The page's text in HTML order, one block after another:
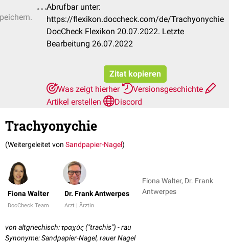
Abrufbar unter:
https://flexikon.doccheck.com/de/Trachyonychie
DocCheck Flexikon 20.07.2022. Letzte
Bearbeitung 26.07.2022
Zitat kopieren
Was zeigt hierher
Versionsgeschichte
Artikel erstellen
Discord
Trachyonychie
(Weitergeleitet von Sandpapier-Nagel)
Fiona Walter
DocCheck Team
Dr. Frank Antwerpes
Arzt | Ärztin
Fiona Walter, Dr. Frank
Antwerpes
von altgriechisch: τραχύς ("trachis") - rau
Synonyme: Sandpapier-Nagel, rauer Nagel